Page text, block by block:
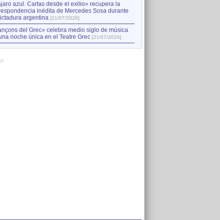
azul. Cartas desde el exilio» recupera la
inédita de Mercedes Sosa durante
argentina [21/07/2026]
del Grec» celebra medio siglo de música
noche única en el Teatre Grec [21/07/2026]